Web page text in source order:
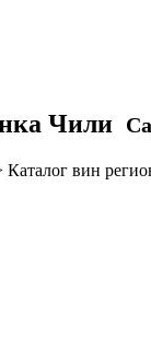
Чили
Каталог вин